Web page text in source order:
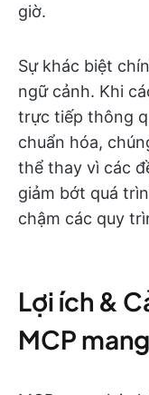
giờ.
Sự khác biệt
ngữ cảnh. Khi
trực tiếp thông
chuẩn hóa,
thể thay vì các
giảm bớt quá
chậm các quy
Lợi ích &
MCP